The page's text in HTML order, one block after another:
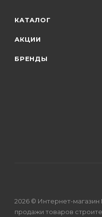
КАТАЛОГ
АКЦИИ
БРЕНДЫ
2026 © Интернет-
продажи товаров